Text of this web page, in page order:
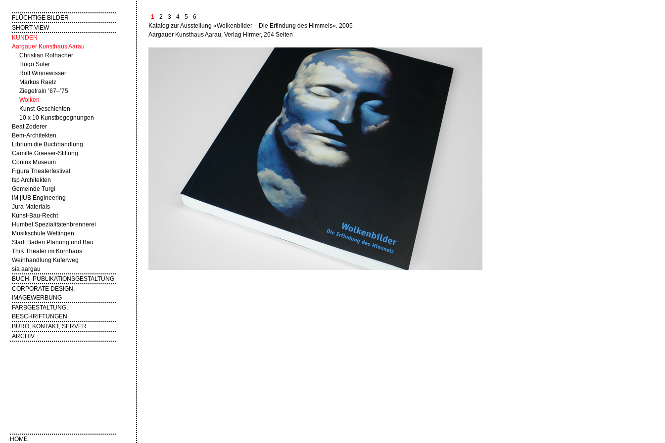
FLÜCHTIGE BILDER
SHORT VIEW
KUNDEN
Aargauer Kunsthaus Aarau
Christian Rothacher
Hugo Suter
Rolf Winnewisser
Markus Raetz
Ziegelrain ’67–’75
Wolken
Kunst-Geschichten
10 x 10 Kunstbegegnungen
Beat Zoderer
Bem-Architekten
Librium die Buchhandlung
Camille Graeser-Stiftung
Coninx Museum
Figura Theaterfestival
fsp Architekten
Gemeinde Turgi
IM |IUB Engineering
Jura Materials
Kunst-Bau-Recht
Humbel Spezialitätenbrennerei
Musikschule Wettingen
Stadt Baden Planung und Bau
ThiK Theater im Kornhaus
Weinhandlung Küferweg
sia aargau
BUCH- PUBLIKATIONSGESTALTUNG
CORPORATE DESIGN,
IMAGEWERBUNG
FARBGESTALTUNG,
BESCHRIFTUNGEN
BÜRO, KONTAKT, SERVER
ARCHIV
1 2 3 4 5
6
Katalog zur Ausstellung «Wolkenbilder – Die Erfindung des Himmels». 2005
Aargauer Kunsthaus Aarau, Verlag Hirmer, 264 Seiten
HOME